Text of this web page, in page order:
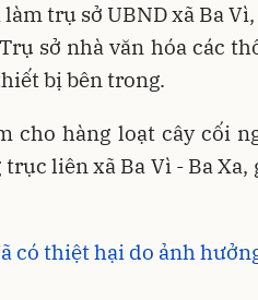
trụ sở UBND xã Ba
sở nhà văn hóa các
bị bên trong.
cho hàng loạt cây cối
liên xã Ba Vì - Ba Xa,
có thiệt hại do ảnh